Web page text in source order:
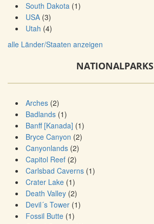
South Dakota (1)
USA (3)
Utah (4)
alle Länder/Staaten anzeigen
NATIONALPARKS
Arches (2)
Badlands (1)
Banff [Kanada] (1)
Bryce Canyon (2)
Canyonlands (2)
Capitol Reef (2)
Carlsbad Caverns (1)
Crater Lake (1)
Death Valley (2)
Devil´s Tower (1)
Fossil Butte (1)